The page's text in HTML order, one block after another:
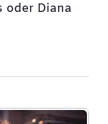
oder Diana